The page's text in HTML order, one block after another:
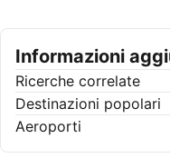
Informazioni
Ricerche correlate
Destinazioni popolari
Aeroporti